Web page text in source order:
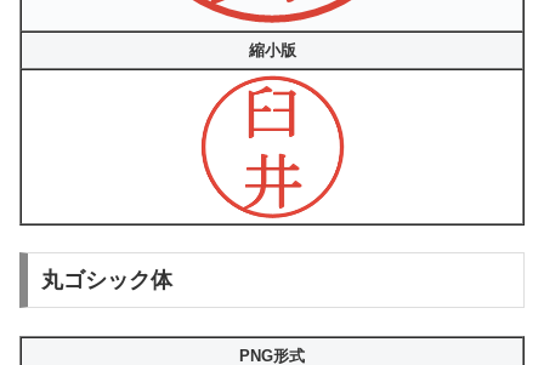
縮小版
丸ゴシック体
PNG形式